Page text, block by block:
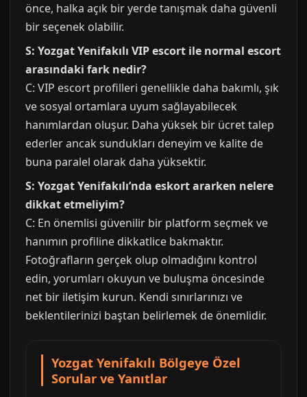
önce, halka açık bir yerde tanışmak daha güvenli
bir seçenek olabilir.
S: Yozgat Yenifakılı VIP escort ile normal escort
arasındaki fark nedir?
C: VIP escort profilleri genellikle daha bakımlı, şık
ve sosyal ortamlara uyum sağlayabilecek
hanımlardan oluşur. Daha yüksek bir ücret talep
ederler ancak sundukları deneyim ve kalite de
buna paralel olarak daha yüksektir.
S: Yozgat Yenifakılı’nda eskort ararken nelere
dikkat etmeliyim?
C: En önemlisi güvenilir bir platform seçmek ve
hanımın profiline dikkatlice bakmaktır.
Fotoğrafların gerçek olup olmadığını kontrol
edin, yorumları okuyun ve buluşma öncesinde
net bir iletişim kurun. Kendi sınırlarınızı ve
beklentilerinizi baştan belirlemek de önemlidir.
Yozgat Yenifakılı Bölgeye Özel
Sorular ve Yanıtlar